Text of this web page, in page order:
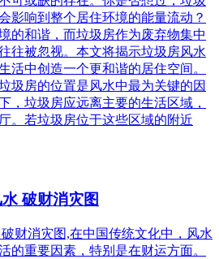
影响到整个居住环境的能量流动？
的和谐，而垃圾房作为废弃物集中
往被忽视。本文将揭示垃圾房风水
活中创造一个更和谐的居住空间。
圾房的位置是风水中最为关键的因
，垃圾房应远离主要的生活区域，
。若垃圾房位于这些区域的附近
破财消灾图
财消灾图,在中国传统文化中，风水
的重要因素，特别是在财运方面。